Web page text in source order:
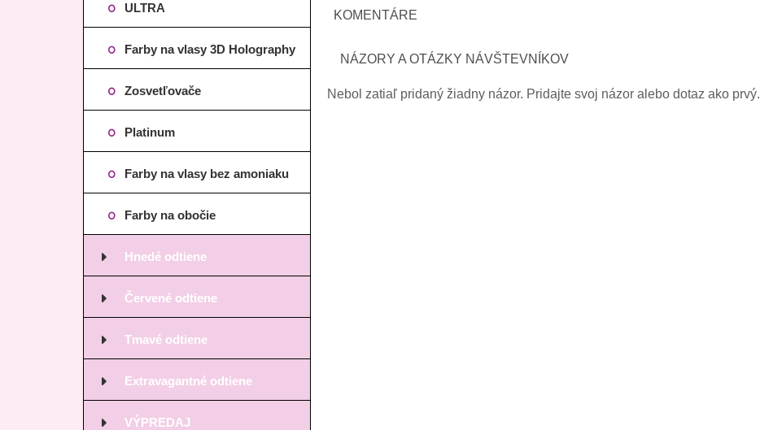
ULTRA
Farby na vlasy 3D Holography
Zosvetľovače
Platinum
Farby na vlasy bez amoniaku
Farby na obočie
Hnedé odtiene
Červené odtiene
Tmavé odtiene
Extravagantné odtiene
VÝPREDAJ
KOMENTÁRE
NÁZORY A OTÁZKY NÁVŠTEVNÍKOV
Nebol zatiaľ pridaný žiadny názor. Pridajte svoj názor alebo dotaz ako prvý.